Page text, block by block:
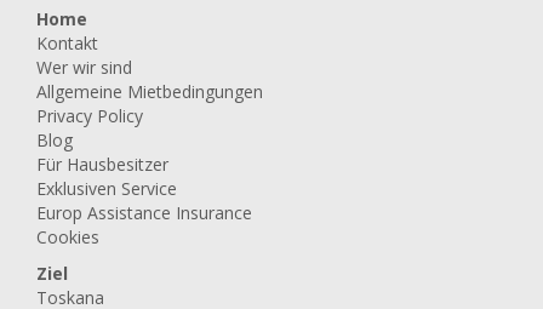
Home
Kontakt
Wer wir sind
Allgemeine Mietbedingungen
Privacy Policy
Blog
Für Hausbesitzer
Exklusiven Service
Europ Assistance Insurance
Cookies
Ziel
Toskana